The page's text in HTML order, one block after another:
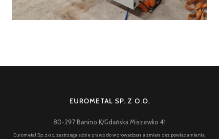
EUROMETAL SP. Z O.O.
80-297 Banino K/Gdańska Miszewko 41
Eurometal Sp. z o.o. zastrzega sobie prawo do wprowadzania zmian bez powiadamiania.